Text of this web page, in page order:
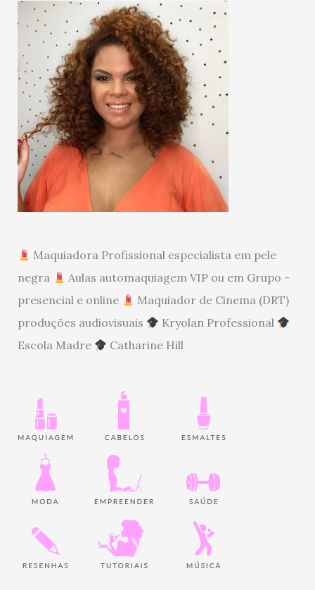
Maquiadora Profissional especialista em pele
negra
Aulas automaquiagem VIP ou em Grupo -
presencial e online
Maquiador de Cinema (DRT)
produções audiovisuais
Kryolan Professional
Escola Madre
Catharine Hill